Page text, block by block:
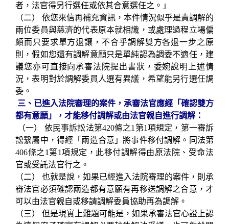
者，法官得另行選任或依其合意選任之。」
（二） 依您來信再補充資訊，本件情況似乎是責調解的
兩位委員與慈濟的代表原本就相識，或處理過程立場偏
頗而只要求單方退讓，不合乎調解雙方各退一步之原
則，假如您還有調解意願只是單純認為調委不適任，建
議您亦可直接向承審法院提出書狀，委婉說明上述情
況，表明對於調解委員人選有異議，希望能另行選任調
委。
三、已進入法院審理的案件，承審法官應經「確認雙方
都有意願」，才能移付調解或由法官親自進行調解：
（一） 依民事訴訟法第420條之1第1項規定，第一審訴
訟繫屬中，得經「兩造合意」將事件移付調解。同法第
406條之1第1項規定，此移付調解得由原法院、受命法
官或受託法官行之。
（二） 也就是說，如果已經進入法院審理的案件，則承
審法官必須確認兩造都有意願有再移送調解之合意，才
可以由法官親自或移請調解委員協助再為調解。
（三） 但是現實上難題可能是，如果承審法官心證上認